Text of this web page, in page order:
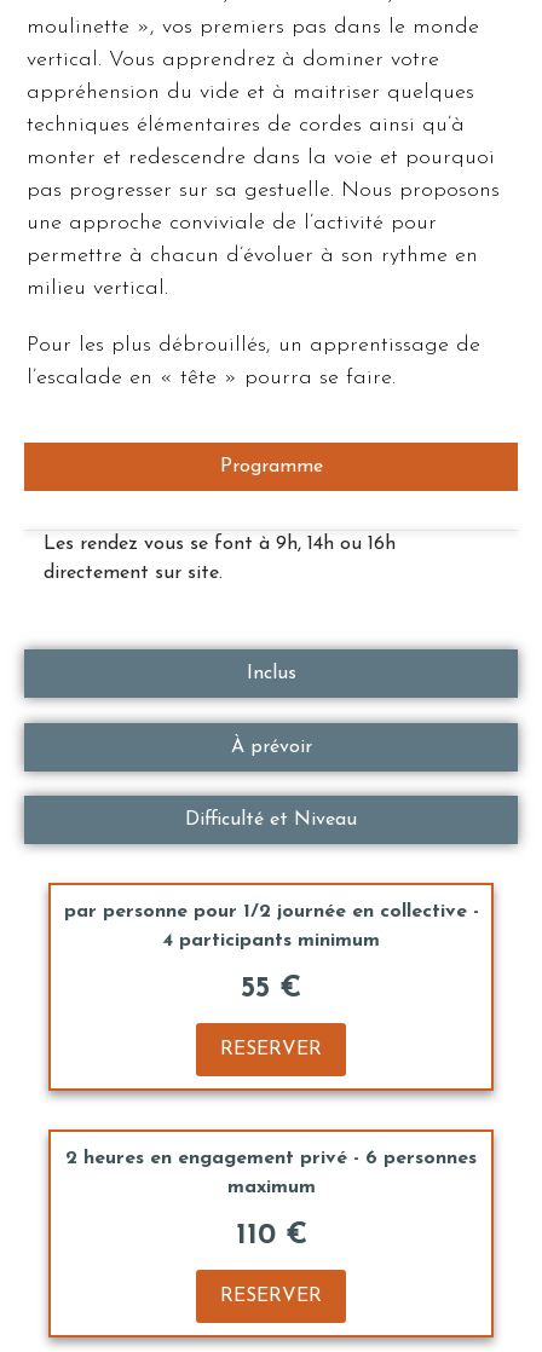
moulinette », vos premiers pas dans le monde
vertical. Vous apprendrez à dominer votre
appréhension du vide et à maitriser quelques
techniques élémentaires de cordes ainsi qu’à
monter et redescendre dans la voie et pourquoi
pas progresser sur sa gestuelle. Nous proposons
une approche conviviale de l’activité pour
permettre à chacun d’évoluer à son rythme en
milieu vertical.
Pour les plus débrouillés, un apprentissage de
l’escalade en « tête » pourra se faire.
Programme
Inclus
À prévoir
Difficulté et Niveau
Les rendez vous se font à 9h, 14h ou 16h
directement sur site.
par personne pour 1/2 journée en collective -
4 participants minimum
55 €
RESERVER
2 heures en engagement privé - 6 personnes
maximum
110 €
RESERVER